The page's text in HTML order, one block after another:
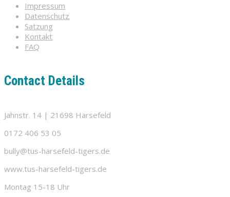
Impressum
Datenschutz
Satzung
Kontakt
FAQ
Contact Details
Jahnstr. 14 | 21698 Harsefeld
0172 406 53 05
bully@tus-harsefeld-tigers.de
www.tus-harsefeld-tigers.de
Montag 15-18 Uhr